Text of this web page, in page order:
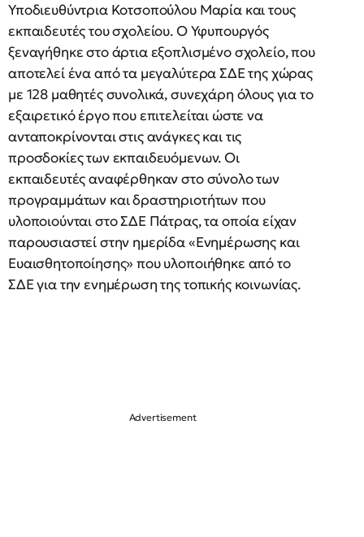
Υποδιευθύντρια Κοτσοπούλου Μαρία και τους
εκπαιδευτές του σχολείου. Ο Υφυπουργός
ξεναγήθηκε στο άρτια εξοπλισμένο σχολείο, που
αποτελεί ένα από τα μεγαλύτερα ΣΔΕ της χώρας
με 128 μαθητές συνολικά, συνεχάρη όλους για το
εξαιρετικό έργο που επιτελείται ώστε να
ανταποκρίνονται στις ανάγκες και τις
προσδοκίες των εκπαιδευόμενων. Οι
εκπαιδευτές αναφέρθηκαν στο σύνολο των
προγραμμάτων και δραστηριοτήτων που
υλοποιούνται στο ΣΔΕ Πάτρας, τα οποία είχαν
παρουσιαστεί στην ημερίδα «Ενημέρωσης και
Ευαισθητοποίησης» που υλοποιήθηκε από το
ΣΔΕ για την ενημέρωση της τοπικής κοινωνίας.